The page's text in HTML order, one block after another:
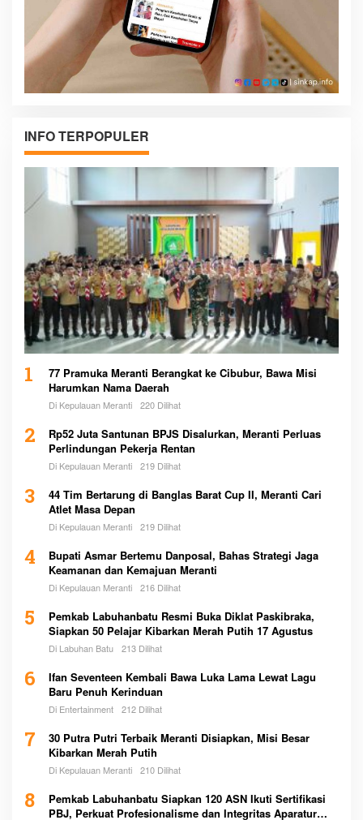
INFO TERPOPULER
1
77 Pramuka Meranti Berangkat ke Cibubur, Bawa Misi
Harumkan Nama Daerah
Di Kepulauan Meranti 220 Dilihat
2
Rp52 Juta Santunan BPJS Disalurkan, Meranti Perluas
Perlindungan Pekerja Rentan
Di Kepulauan Meranti 219 Dilihat
3
44 Tim Bertarung di Banglas Barat Cup II, Meranti Cari
Atlet Masa Depan
Di Kepulauan Meranti 219 Dilihat
4
Bupati Asmar Bertemu Danposal, Bahas Strategi Jaga
Keamanan dan Kemajuan Meranti
Di Kepulauan Meranti 216 Dilihat
5
Pemkab Labuhanbatu Resmi Buka Diklat Paskibraka,
Siapkan 50 Pelajar Kibarkan Merah Putih 17 Agustus
Di Labuhan Batu 213 Dilihat
6
Ifan Seventeen Kembali Bawa Luka Lama Lewat Lagu
Baru Penuh Kerinduan
Di Entertainment 212 Dilihat
7
30 Putra Putri Terbaik Meranti Disiapkan, Misi Besar
Kibarkan Merah Putih
Di Kepulauan Meranti 210 Dilihat
8
Pemkab Labuhanbatu Siapkan 120 ASN Ikuti Sertifikasi
PBJ, Perkuat Profesionalisme dan Integritas Aparatur